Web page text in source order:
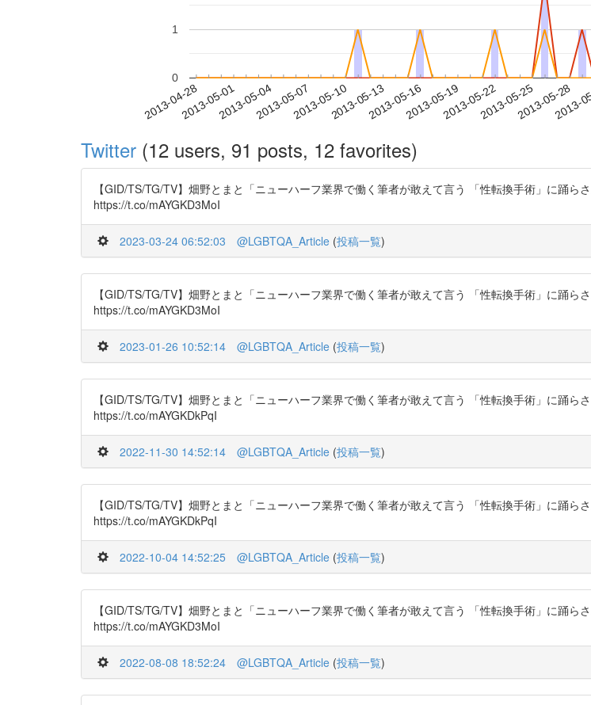
2013-04-282013-05-012013-05-042013-05-072013-05-102013-05-132013-05-162013-05-192013-05-222013-05-252013-05-28
2013-
0
1
Twitter (12 users, 91 posts, 12 favorites)
【GID/TS/TG/TV】畑野とまと「ニューハーフ業界で働く筆者が敢えて言う 「性転換手術」に踊
https://t.co/mAYGKD3MoI
2023-03-24 06:52:03 @LGBTQA_Article (投稿一覧)
【GID/TS/TG/TV】畑野とまと「ニューハーフ業界で働く筆者が敢えて言う 「性転換手術」に踊
https://t.co/mAYGKD3MoI
2023-01-26 10:52:14 @LGBTQA_Article (投稿一覧)
【GID/TS/TG/TV】畑野とまと「ニューハーフ業界で働く筆者が敢えて言う 「性転換手術」に踊
https://t.co/mAYGKDkPqI
2022-11-30 14:52:14 @LGBTQA_Article (投稿一覧)
【GID/TS/TG/TV】畑野とまと「ニューハーフ業界で働く筆者が敢えて言う 「性転換手術」に踊
https://t.co/mAYGKDkPqI
2022-10-04 14:52:25 @LGBTQA_Article (投稿一覧)
【GID/TS/TG/TV】畑野とまと「ニューハーフ業界で働く筆者が敢えて言う 「性転換手術」に踊
https://t.co/mAYGKD3MoI
2022-08-08 18:52:24 @LGBTQA_Article (投稿一覧)